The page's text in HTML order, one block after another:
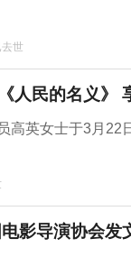
世
人民的名义》
高英女士于3月
影导演协会发